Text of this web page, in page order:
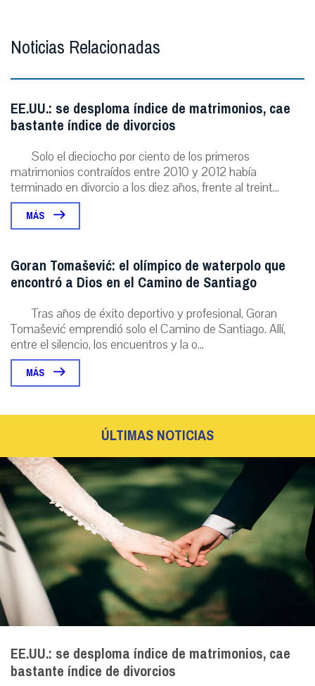
Noticias Relacionadas
EE.UU.: se desploma índice de matrimonios, cae
bastante índice de divorcios
Solo el dieciocho por ciento de los primeros
matrimonios contraídos entre 2010 y 2012 había
terminado en divorcio a los diez años, frente al treint...
MÁS
Goran Tomašević: el olímpico de waterpolo que
encontró a Dios en el Camino de Santiago
Tras años de éxito deportivo y profesional, Goran
Tomašević emprendió solo el Camino de Santiago. Allí,
entre el silencio, los encuentros y la o...
MÁS
ÚLTIMAS NOTICIAS
EE.UU.: se desploma índice de matrimonios, cae
bastante índice de divorcios